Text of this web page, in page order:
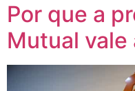
Por que a
Mutual vale